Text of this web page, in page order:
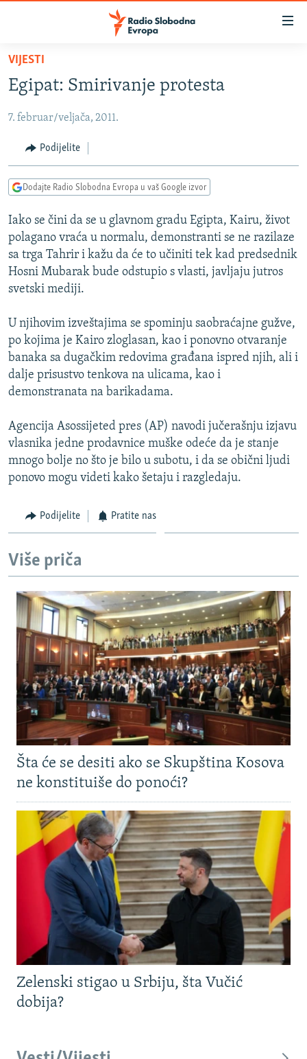
Pređite
glavni
Pređite
Pređite
pretragu
BOSNA I HERCEGOVINA
SRBIJA
KOSOVO
VIZUELNO
VIDEO
FOTOGALERIJE
INFOGRAFIKE
PODCASTI
RAT U UKRAJINI
KINA NA BALKANU
RSE PRIČE IZ SVIJETA
ISPRIČAJ MI
DNEVNO@RSE
SPECIJALI RSE
VIŠE OD NASLOVA
GENOCID U SREBRENICI
POPLAVE I KLIZIŠTA U BIH 2024.
TV LIBERTY
MOJA EVROPA
SVE KARTE DEJTONA
NASTANAK I RASPAD JUGOSLAVIJE
Sve RFE/RL stranice
VIJESTI
Egipat: Smirivanje protesta
7. februar/veljača, 2011.
Podijelite
Dodajte Radio Slobodna Evropa u vaš Google izvor
Iako se čini da se u glavnom gradu Egipta, Kairu, život
polagano vraća u normalu, demonstranti se ne razilaze
sa trga Tahrir i kažu da će to učiniti tek kad predsednik
Hosni Mubarak bude odstupio s vlasti, javljaju jutros
svetski mediji.
U njihovim izveštajima se spominju saobraćajne gužve,
po kojima je Kairo zloglasan, kao i ponovno otvaranje
banaka sa dugačkim redovima građana ispred njih, ali i
dalje prisustvo tenkova na ulicama, kao i
demonstranata na barikadama.
Agencija Asossijeted pres (AP) navodi jučerašnju izjavu
vlasnika jedne prodavnice muške odeće da je stanje
mnogo bolje no što je bilo u subotu, i da se obični ljudi
ponovo mogu videti kako šetaju i razgledaju.
Podijelite Pratite nas
Više priča
Šta će se desiti ako se Skupština Kosova
ne konstituiše do ponoći?
Zelenski stigao u Srbiju, šta Vučić
dobija?